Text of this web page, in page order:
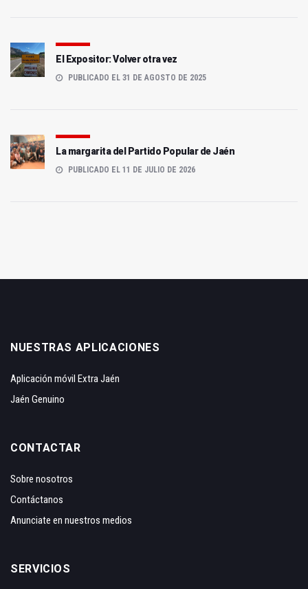
El Expositor: Volver otra vez
PUBLICADO EL 31 DE AGOSTO DE 2025
La margarita del Partido Popular de Jaén
PUBLICADO EL 11 DE JULIO DE 2026
NUESTRAS APLICACIONES
Aplicación móvil Extra Jaén
Jaén Genuino
CONTACTAR
Sobre nosotros
Contáctanos
Anunciate en nuestros medios
SERVICIOS